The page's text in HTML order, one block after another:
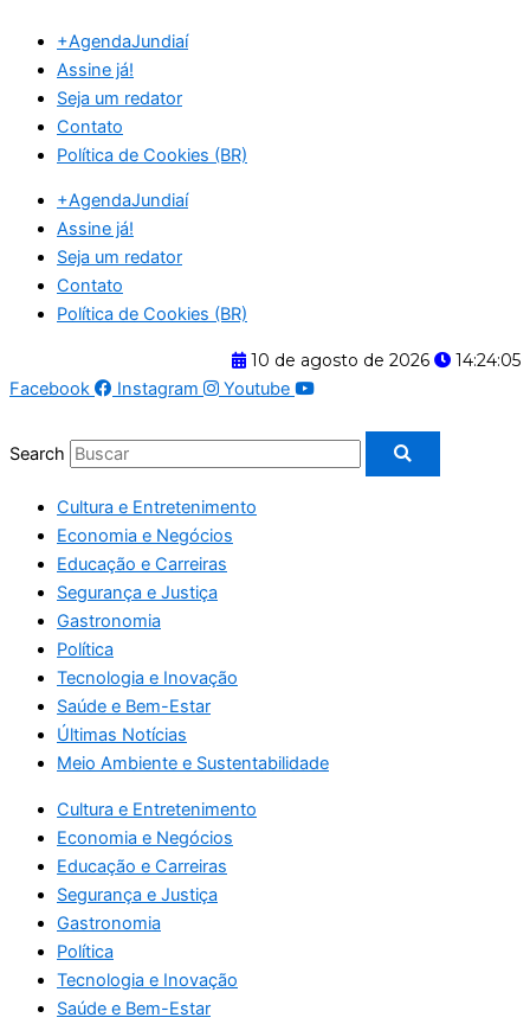
para
conteúdo
+AgendaJundiaí
Assine já!
Seja um redator
Contato
Política de Cookies (BR)
+AgendaJundiaí
Assine já!
Seja um redator
Contato
Política de Cookies (BR)
10 de agosto de 2026
14:24:05
Facebook
Instagram Youtube
Search
Cultura e Entretenimento
Economia e Negócios
Educação e Carreiras
Segurança e Justiça
Gastronomia
Política
Tecnologia e Inovação
Saúde e Bem-Estar
Últimas Notícias
Meio Ambiente e Sustentabilidade
Cultura e Entretenimento
Economia e Negócios
Educação e Carreiras
Segurança e Justiça
Gastronomia
Política
Tecnologia e Inovação
Saúde e Bem-Estar